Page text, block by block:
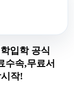
입학 공식
수속,무료서
작!